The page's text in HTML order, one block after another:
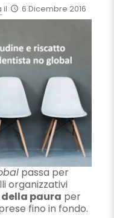
il 6 Dicembre 2016
passa per
organizzativi
paura per
fino in fondo.